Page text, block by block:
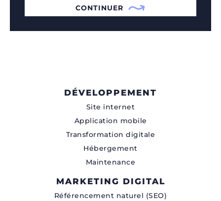
CONTINUER
DÉVELOPPEMENT
Site internet
Application mobile
Transformation digitale
Hébergement
Maintenance
MARKETING DIGITAL
Référencement naturel (SEO)